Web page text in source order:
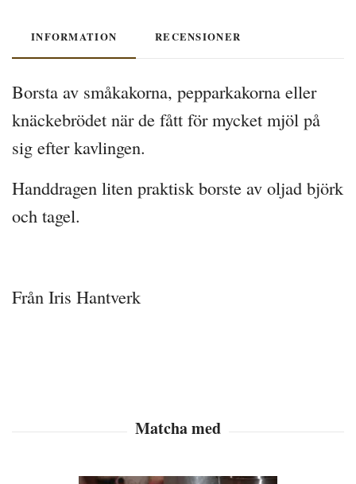
INFORMATION RECENSIONER
Borsta av småkakorna, pepparkakorna eller
knäckebrödet när de fått för mycket mjöl på
sig efter kavlingen.
Handdragen liten praktisk borste av oljad björk
och tagel.
Från Iris Hantverk